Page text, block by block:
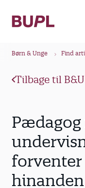
Børn & Unge Find
Tilbage til
hinanden